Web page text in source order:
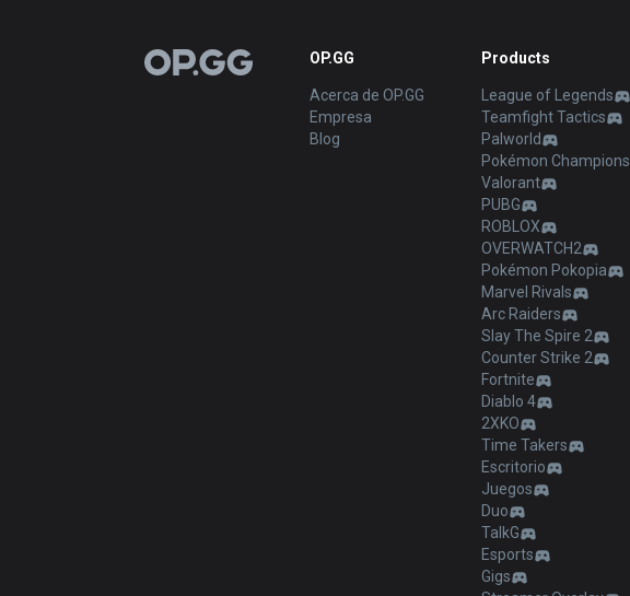
OP.GG OP.GG
Acerca de OP.GG
Empresa
Blog
Products
League of Legends
Teamfight Tactics
Palworld
Pokémon Champions
Valorant
PUBG
ROBLOX
OVERWATCH2
Pokémon Pokopia
Marvel Rivals
Arc Raiders
Slay The Spire 2
Counter Strike 2
Fortnite
Diablo 4
2XKO
Time Takers
Escritorio
Juegos
Duo
TalkG
Esports
Gigs